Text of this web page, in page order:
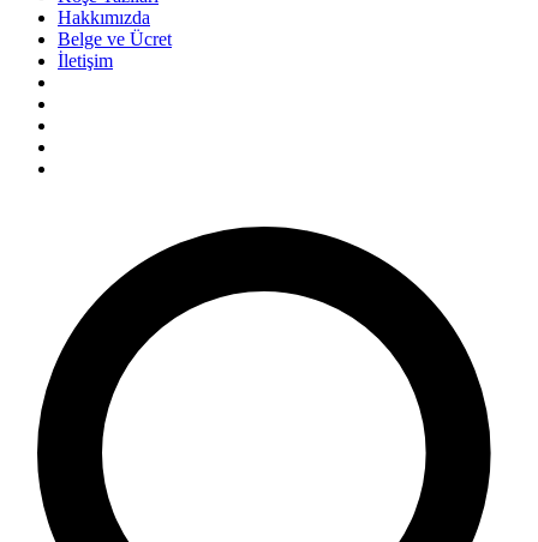
Hakkımızda
Belge ve Ücret
İletişim